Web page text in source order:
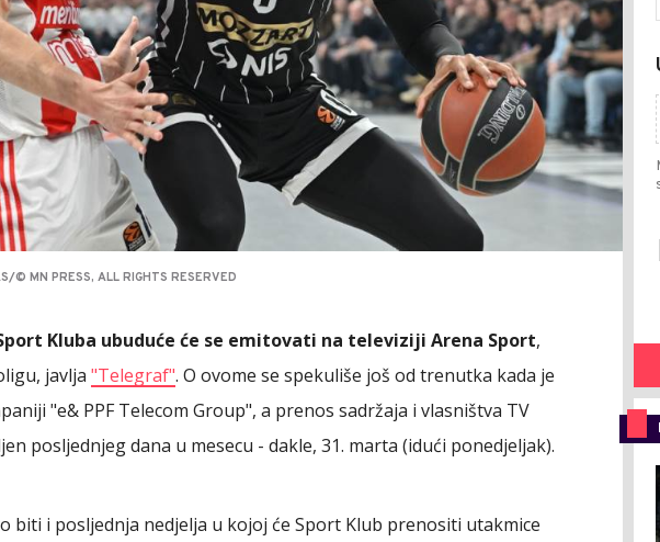
© MN PRESS, ALL RIGHTS RESERVED
Kluba ubuduće će se emitovati na televiziji Arena Sport,
javlja "Telegraf". O ovome se spekuliše još od trenutka kada je
"e& PPF Telecom Group", a prenos sadržaja i vlasništva TV
posljednjeg dana u mesecu - dakle, 31. marta (idući ponedjeljak).
biti i posljednja nedjelja u kojoj će Sport Klub prenositi utakmice